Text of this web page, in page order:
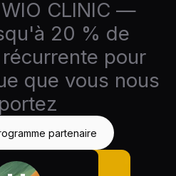
CLINIC —
20 % de
pour
que vous nous
partenaire